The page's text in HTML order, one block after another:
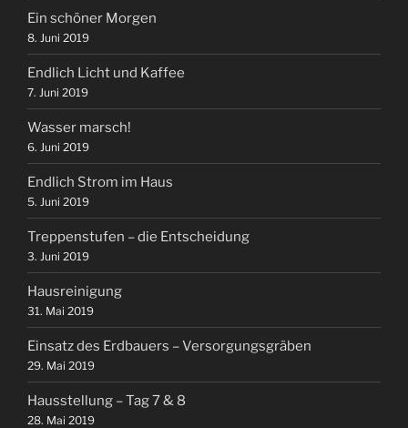
Ein schöner Morgen
8. Juni 2019
Endlich Licht und Kaffee
7. Juni 2019
Wasser marsch!
6. Juni 2019
Endlich Strom im Haus
5. Juni 2019
Treppenstufen – die Entscheidung
3. Juni 2019
Hausreinigung
31. Mai 2019
Einsatz des Erdbauers – Versorgungsgräben
29. Mai 2019
Hausstellung – Tag 7 & 8
28. Mai 2019